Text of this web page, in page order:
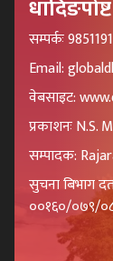
धादिङपोष्ट
सम्पर्कः
Email:
वेबसाइट:
प्रकाशनः N.S.
सम्पादक:
सुचना बिभाग
००१६०/०७९/